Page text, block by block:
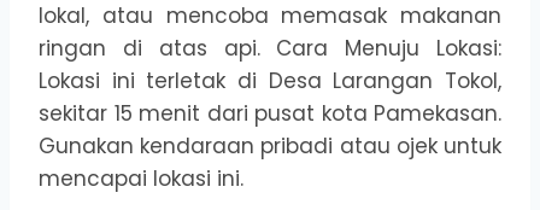
lokal, atau mencoba memasak makanan
ringan di atas api. Cara Menuju Lokasi:
Lokasi ini terletak di Desa Larangan Tokol,
sekitar 15 menit dari pusat kota Pamekasan.
Gunakan kendaraan pribadi atau ojek untuk
mencapai lokasi ini.